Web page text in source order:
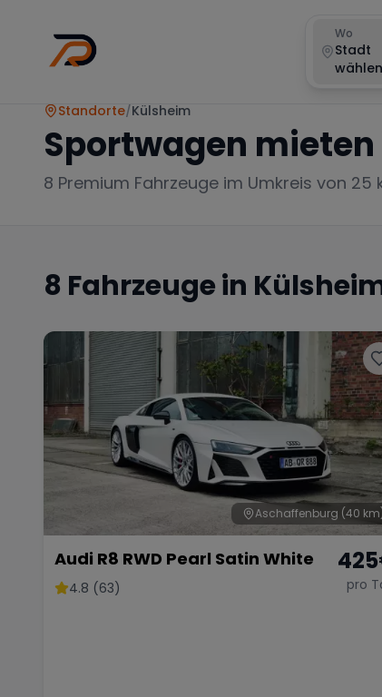
Wo
Stadt
wählen
Standorte/Külsheim
Sportwagen mieten
8 Premium Fahrzeuge im Umkreis von 25
8 Fahrzeuge in
Aschaffenburg (40
Audi R8 RWD Pearl Satin White
4.8 (63)
425
pro